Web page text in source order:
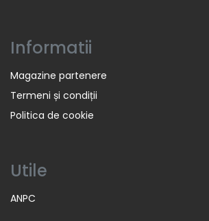
Informatii
Magazine partenere
Termeni și condiții
Politica de cookie
Utile
ANPC